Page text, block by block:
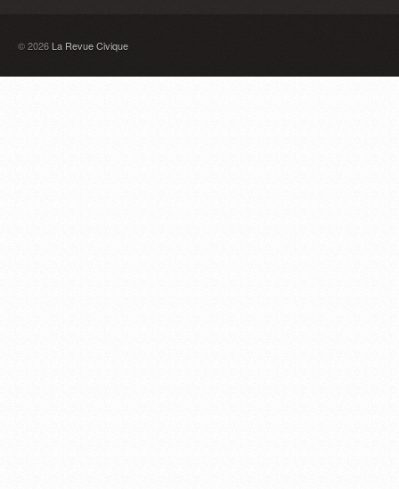
© 2026 La Revue Civique